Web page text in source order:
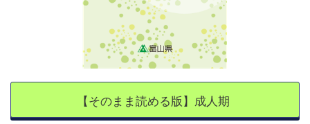
【そのまま読める版】成人期